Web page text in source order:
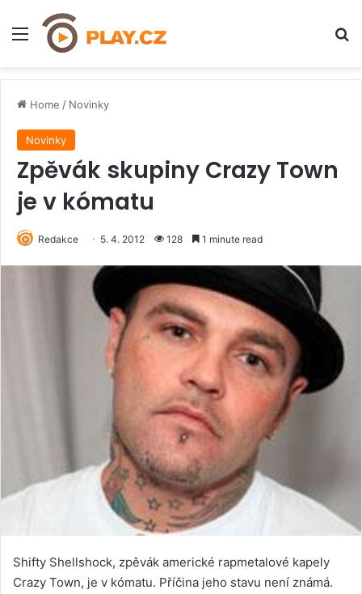
Menu
Home / Novinky
Novinky
Zpěvák skupiny Crazy Town
je v kómatu
Redakce 5. 4. 2012 128 1 minute read
Shifty Shellshock, zpěvák americké rapmetalové kapely
Crazy Town, je v kómatu. Příčina jeho stavu není známá.